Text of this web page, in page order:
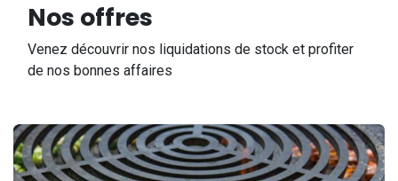
Nos offres
Venez découvrir nos liquidations de stock et profiter
de nos bonnes affaires